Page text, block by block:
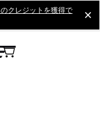
クレジットを獲得で